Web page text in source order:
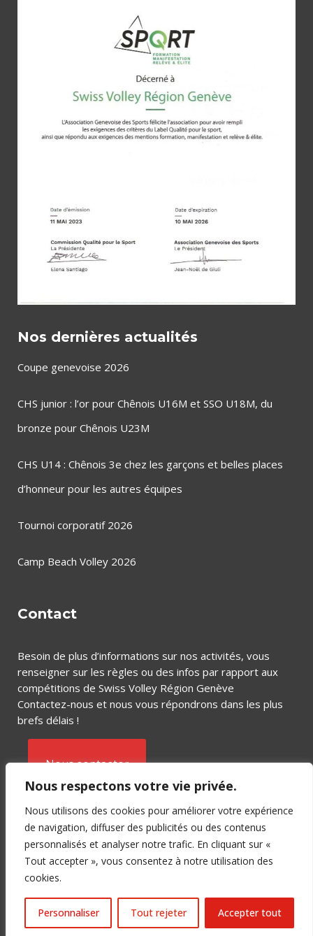
Nous respectons votre vie privée.
Nous utilisons des cookies pour améliorer votre expérience
de navigation, diffuser des publicités ou des contenus
personnalisés et analyser notre trafic. En cliquant sur «
Tout accepter », vous consentez à notre utilisation des
cookies.
Personnaliser Tout rejeter Accepter tout
Nos dernières actualités
Coupe genevoise 2026
CHS junior : l’or pour Chênois U16M et SSO U18M, du
bronze pour Chênois U23M
CHS U14 : Chênois 3e chez les garçons et belles places
d’honneur pour les autres équipes
Tournoi corporatif 2026
Camp Beach Volley 2026
Contact
Besoin de plus d’informations sur nos activités, vous
renseigner sur les règles ou des infos par rapport aux
compétitions de Swiss Volley Région Genève
Contactez-nous et nous vous répondrons dans les plus
brefs délais !
Nous contacter
Copyright © 2018 SVRGE – Crée par
&BUSINESS MARKETING LAB